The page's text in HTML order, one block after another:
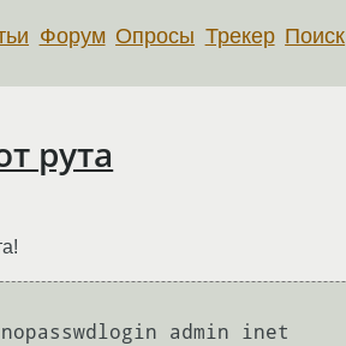
Форум Опросы Трекер Поиск
рута
admin inet